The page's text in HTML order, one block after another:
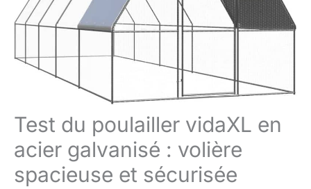
Test du poulailler vidaXL en
acier galvanisé : volière
spacieuse et sécurisée